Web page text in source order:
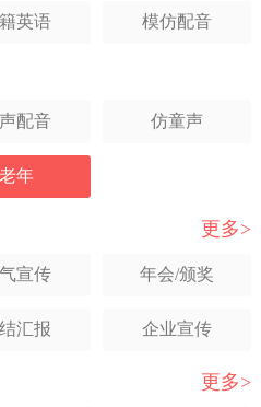
英语 模仿配音
配音 葡萄牙语
大利语
阿拉伯语
配音 仿童声
老年
更多>
宣传 年会/颁奖
汇报 企业宣传
学校宣传更多>